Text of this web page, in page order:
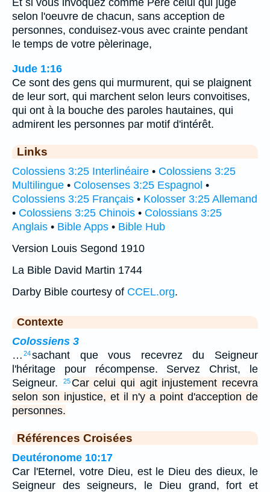
Et si vous invoquez comme Père celui qui juge
selon l'oeuvre de chacun, sans acception de
personnes, conduisez-vous avec crainte pendant
le temps de votre pèlerinage,
Jude 1:16
Ce sont des gens qui murmurent, qui se plaignent
de leur sort, qui marchent selon leurs convoitises,
qui ont à la bouche des paroles hautaines, qui
admirent les personnes par motif d'intérêt.
Links
Colossiens 3:25 Interlinéaire • Colossiens 3:25
Multilingue • Colosenses 3:25 Espagnol •
Colossiens 3:25 Français • Kolosser 3:25 Allemand
• Colossiens 3:25 Chinois • Colossians 3:25
Anglais • Bible Apps • Bible Hub
Version Louis Segond 1910
La Bible David Martin 1744
Darby Bible courtesy of CCEL.org.
Contexte
Colossiens 3
… 24sachant que vous recevrez du Seigneur
l'héritage pour récompense. Servez Christ, le
Seigneur.
25 Car celui qui agit injustement recevra
selon son injustice, et il n'y a point d'acception de
personnes.
Références Croisées
Deutéronome 10:17
Car l'Eternel, votre Dieu, est le Dieu des dieux, le
Seigneur des seigneurs, le Dieu grand, fort et